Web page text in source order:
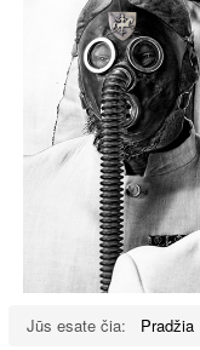
Jūs esate čia: Pradžia